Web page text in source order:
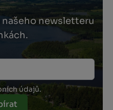
newsletteru
údajů.